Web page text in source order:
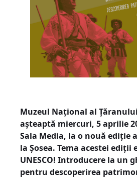
Muzeul Național al
așteaptă miercuri, 5 aprilie
Sala Media, la o nouă ediție
la Șosea. Tema acestei ediții
UNESCO! Introducere la un
pentru descoperirea